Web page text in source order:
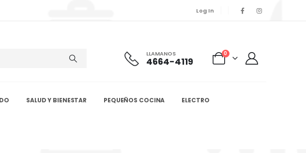
Log In
LLAMANOS
4664-4119
0
SALUD Y BIENESTAR PEQUEÑOS COCINA ELECTRO